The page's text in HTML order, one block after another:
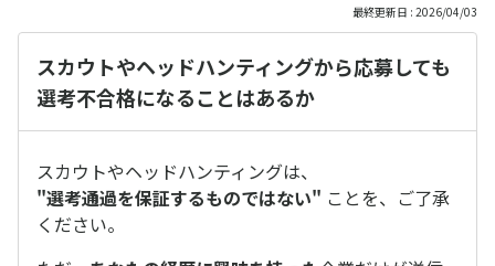
最終更新日 : 2026/04/03
スカウトやヘッドハンティングから応募しても
選考不合格になることはあるか
スカウトやヘッドハンティングは、
"選考通過を保証するものではない" ことを、ご了承
ください。